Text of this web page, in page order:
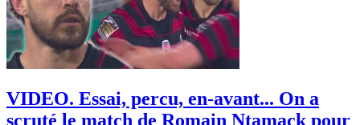
VIDEO. Essai, percu, en-avant... On a
scruté le match de Romain Ntamack pour